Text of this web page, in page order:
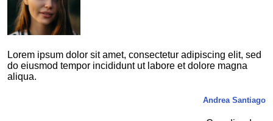
Lorem ipsum dolor sit amet, consectetur adipiscing elit, sed
do eiusmod tempor incididunt ut labore et dolore magna
aliqua.
Andrea Santiago